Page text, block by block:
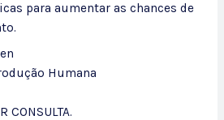
para aumentar as chances de
Humana
CONSULTA.